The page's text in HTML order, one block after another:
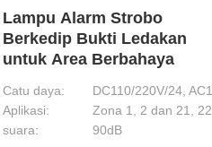
Lampu Alarm Strobo
Berkedip Bukti Ledakan
untuk Area Berbahaya
Catu daya:
Aplikasi:
Zona 1, 2 dan 21, 22
suara:
90dB
Kelen Kelen Tahan Ledakan Kuningan Berlapis Nikel Perak 6-12mm Ex db IIC T6 Gb IP66